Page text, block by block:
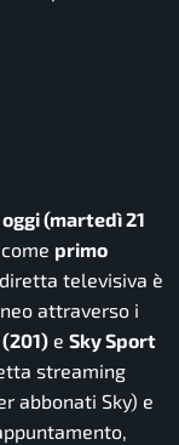
oggi (martedì 21
primo
televisiva è
attraverso i
e Sky Sport
streaming
abbonati Sky) e